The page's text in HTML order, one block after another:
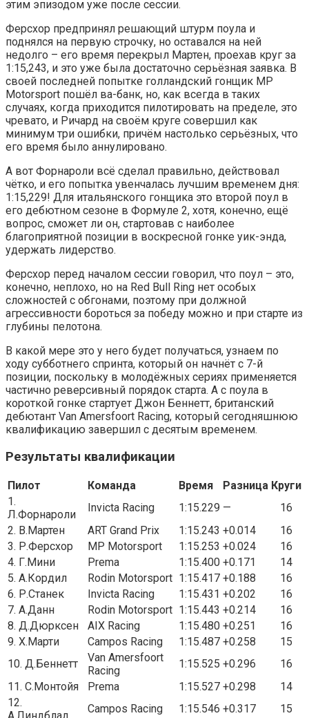
этим эпизодом уже после сессии.
Ферсхор предпринял решающий штурм поула и
поднялся на первую строчку, но оставался на ней
недолго – его время перекрыл Мартен, проехав круг за
1:15,243, и это уже была достаточно серьёзная заявка. В
своей последней попытке голландский гонщик MP
Motorsport пошёл ва-банк, но, как всегда в таких
случаях, когда приходится пилотировать на пределе, это
чревато, и Ричард на своём круге совершил как
минимум три ошибки, причём настолько серьёзных, что
его время было аннулировано.
А вот Форнароли всё сделал правильно, действовал
чётко, и его попытка увенчалась лучшим временем дня:
1:15,229! Для итальянского гонщика это второй поул в
его дебютном сезоне в Формуле 2, хотя, конечно, ещё
вопрос, сможет ли он, стартовав с наиболее
благоприятной позиции в воскресной гонке уик-энда,
удержать лидерство.
Ферсхор перед началом сессии говорил, что поул – это,
конечно, неплохо, но на Red Bull Ring нет особых
сложностей с обгонами, поэтому при должной
агрессивности бороться за победу можно и при старте из
глубины пелотона.
В какой мере это у него будет получаться, узнаем по
ходу субботнего спринта, который он начнёт с 7-й
позиции, поскольку в молодёжных сериях применяется
частично реверсивный порядок старта. А с поула в
короткой гонке стартует Джон Беннетт, британский
дебютант Van Amersfoort Racing, который сегодняшнюю
квалификацию завершил с десятым временем.
Результаты квалификации
Пилот Команда Время Разница Круги
1.
Л.Форнароли
Invicta Racing 1:15.229 —
16
2. В.Мартен
ART Grand Prix 1:15.243 +0.014
16
3. Р.Ферсхор
MP Motorsport 1:15.253 +0.024
16
4. Г.Мини
Prema 1:15.400 +0.171
14
5. А.Кордил
Rodin Motorsport 1:15.417 +0.188
16
6. Р.Станек
Invicta Racing 1:15.431 +0.202
16
7. А.Данн
Rodin Motorsport 1:15.443 +0.214
16
8. Д.Дюрксен
AIX Racing 1:15.480 +0.251
16
9. Х.Марти
Campos Racing 1:15.487 +0.258
15
10. Д.Беннетт
Van Amersfoort
Racing
1:15.525 +0.296
16
11. С.Монтойя
Prema 1:15.527 +0.298
14
12.
Campos Racing 1:15.546 +0.317 15